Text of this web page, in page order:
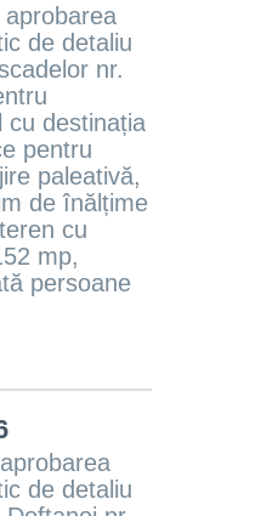
de detaliu
nr.
cu destinația
pentru
paleativă,
de înălțime
cu
mp,
persoane
de detaliu